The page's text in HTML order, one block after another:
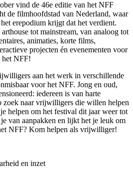
vind de 46e editie van het NFF
de filmhoofdstad van Nederland, waar
erepodium krijgt dat het verdient.
tot mainstream, van analoog tot
animaties, korte films,
projecten én evenementen voor
het NFF!
aan het werk in verschillende
voor het NFF. Jong en oud,
iedereen is van harte
naar vrijwilligers die willen helpen
helpen om het festival dit jaar weer tot
je van aanpakken en lijkt het je leuk om
NFF? Kom helpen als vrijwilliger!
en inzet